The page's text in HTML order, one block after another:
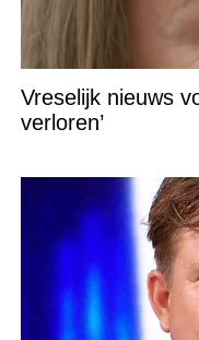
Vreselijk nieuws
verloren’